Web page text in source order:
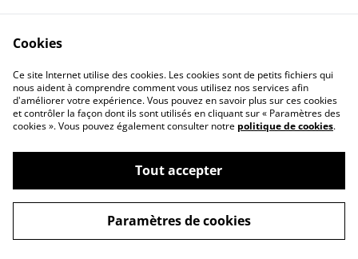
nous contacter
Legal Terms
Privacy Policy
Cookie Policy
©2026Florence Dary Céramique
powered by
Cookies
Ce site Internet utilise des cookies. Les cookies sont de petits fichiers qui
nous aident à comprendre comment vous utilisez nos services afin
d'améliorer votre expérience. Vous pouvez en savoir plus sur ces cookies
et contrôler la façon dont ils sont utilisés en cliquant sur « Paramètres des
cookies ». Vous pouvez également consulter notre politique de cookies.
Tout accepter
Paramètres de cookies